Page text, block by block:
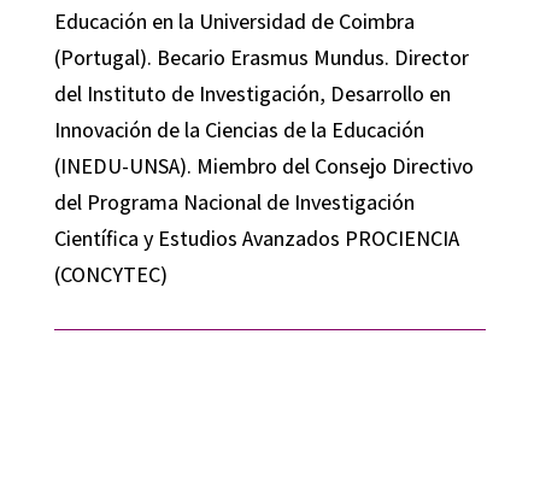
Educación en la Universidad de Coimbra
(Portugal). Becario Erasmus Mundus. Director
del Instituto de Investigación, Desarrollo en
Innovación de la Ciencias de la Educación
(INEDU-UNSA). Miembro del Consejo Directivo
del Programa Nacional de Investigación
Científica y Estudios Avanzados PROCIENCIA
(CONCYTEC)